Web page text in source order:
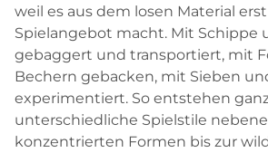
weil es aus dem losen Material
Spielangebot macht. Mit Schippe
gebaggert und transportiert, mit
Bechern gebacken, mit Sieben
experimentiert. So entstehen
unterschiedliche Spielstile
konzentrierten Formen bis zur